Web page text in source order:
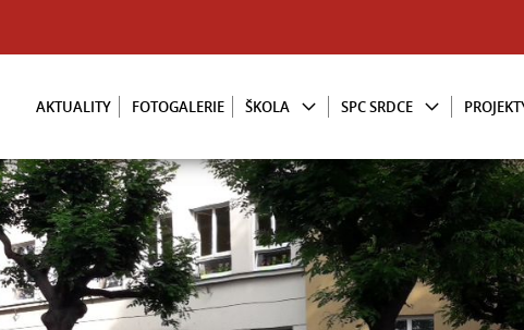
AKTUALITY FOTOGALERIE ŠKOLA SPC SRDCE